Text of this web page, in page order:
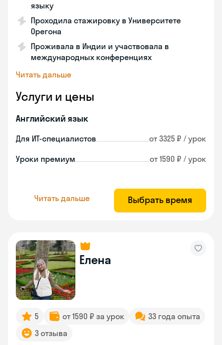
языку
Проходила стажировку в Университете
Орегона
Проживала в Индии и участвовала в
международных конференциях
Читать дальше
Услуги и цены
Английский язык
Для ИТ-специалистов от 3325 ₽ / урок
Уроки премиум от 1590 ₽ / урок
Читать дальше Выбрать время
Елена
5 от 1590 ₽ за урок
33 года опыта
3 отзыва